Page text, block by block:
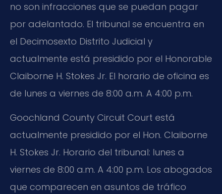
no son infracciones que se puedan pagar
por adelantado. El tribunal se encuentra en
el Decimosexto Distrito Judicial y
actualmente está presidido por el Honorable
Claiborne H. Stokes Jr. El horario de oficina es
de lunes a viernes de 8:00 a.m. A 4:00 p.m.
Goochland County Circuit Court está
actualmente presidido por el Hon. Claiborne
H. Stokes Jr. Horario del tribunal: lunes a
viernes de 8:00 a.m. A 4:00 p.m. Los abogados
que comparecen en asuntos de tráfico